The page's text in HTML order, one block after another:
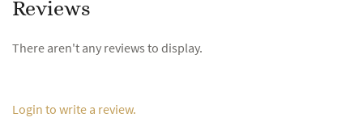
Reviews
There aren't any reviews to display.
Login to write a review.